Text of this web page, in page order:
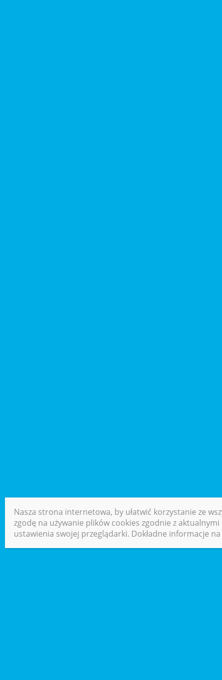
Nasza strona internetowa, by ułatwić korzystanie ze
zgodę na używanie plików cookies zgodnie z
ustawienia swojej przeglądarki. Dokładne informacje